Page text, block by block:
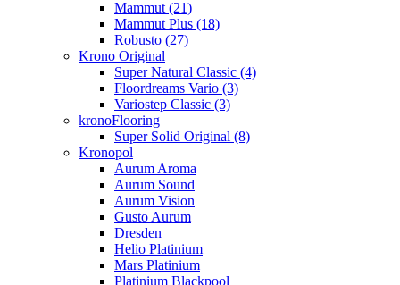
Mammut (21)
Mammut Plus (18)
Robusto (27)
Krono Original
Super Natural Classic (4)
Floordreams Vario (3)
Variostep Classic (3)
kronoFlooring
Super Solid Original (8)
Kronopol
Aurum Aroma
Aurum Sound
Aurum Vision
Gusto Aurum
Dresden
Helio Platinium
Mars Platinium
Platinium Blackpool